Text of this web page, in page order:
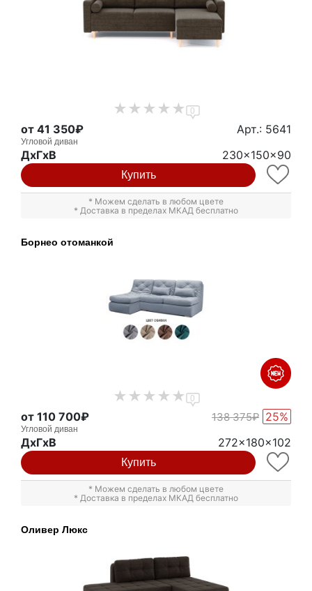
0
от 41 350₽ Арт.: 5641
Угловой диван
ДxГxВ 230x150x90
Купить
* Можем сделать в любом цвете
* Доставка в пределах МКАД бесплатно
Борнео отоманкой
0
от 110 700₽ 138 375₽ 25%
Угловой диван
ДxГxВ 272x180x102
Купить
* Можем сделать в любом цвете
* Доставка в пределах МКАД бесплатно
Оливер Люкс